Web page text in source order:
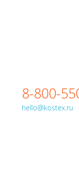
8-800-
hello@kostex.ru